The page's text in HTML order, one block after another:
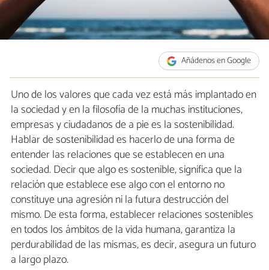
Añádenos en Google
Uno de los valores que cada vez está más implantado en
la sociedad y en la filosofía de la muchas instituciones,
empresas y ciudadanos de a pie es la sostenibilidad.
Hablar de sostenibilidad es hacerlo de una forma de
entender las relaciones que se establecen en una
sociedad. Decir que algo es sostenible, significa que la
relación que establece ese algo con el entorno no
constituye una agresión ni la futura destrucción del
mismo. De esta forma, establecer relaciones sostenibles
en todos los ámbitos de la vida humana, garantiza la
perdurabilidad de las mismas, es decir, asegura un futuro
a largo plazo.